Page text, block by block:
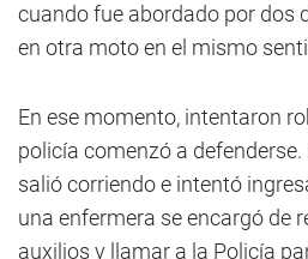
cuando fue abordado por dos
en otra moto en el mismo
En ese momento, intentaron
policía comenzó a
salió corriendo e intentó
una enfermera se encargó de
auxilios y llamar a la Policía